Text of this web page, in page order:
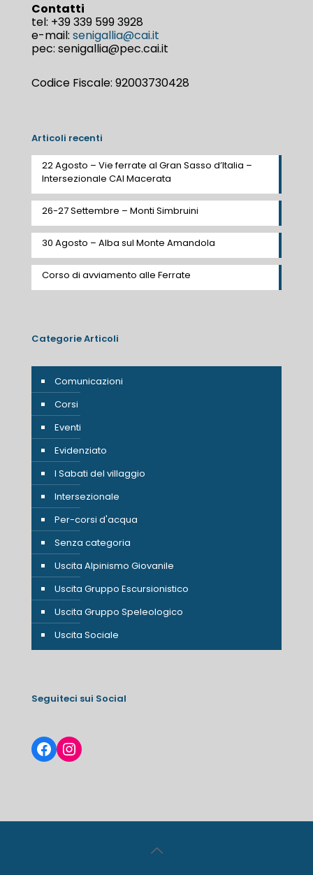
Contatti
tel: +39 339 599 3928
e-mail: senigallia@cai.it
pec: senigallia@pec.cai.it
Codice Fiscale: 92003730428
Articoli recenti
22 Agosto – Vie ferrate al Gran Sasso d’Italia –
Intersezionale CAI Macerata
26-27 Settembre – Monti Simbruini
30 Agosto – Alba sul Monte Amandola
Corso di avviamento alle Ferrate
Categorie Articoli
Comunicazioni
Corsi
Eventi
Evidenziato
I Sabati del villaggio
Intersezionale
Per-corsi d'acqua
Senza categoria
Uscita Alpinismo Giovanile
Uscita Gruppo Escursionistico
Uscita Gruppo Speleologico
Uscita Sociale
Seguiteci sui Social
Facebook
Instagram